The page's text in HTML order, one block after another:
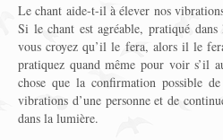
Le chant aide-t-il à élever nos
Si le chant est agréable, pratiqué
vous croyez qu’il le fera, alors il le
pratiquez quand même pour voir s’il
chose que la confirmation possible
vibrations d’une personne et de
dans la lumière.